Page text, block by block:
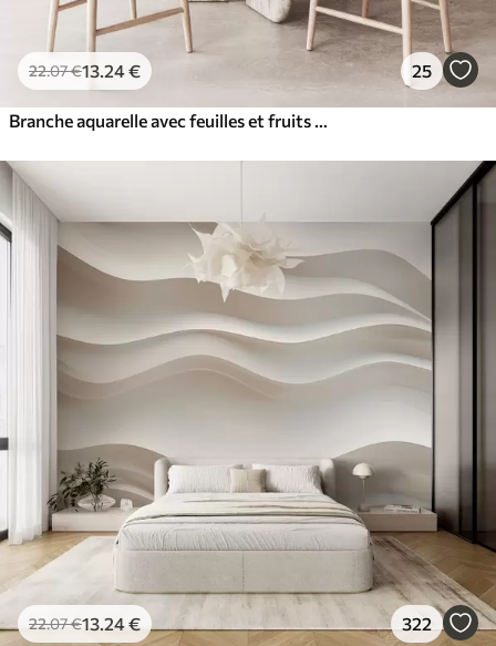
22.07€13 .24€ 25
22.07€13 .24€ 322